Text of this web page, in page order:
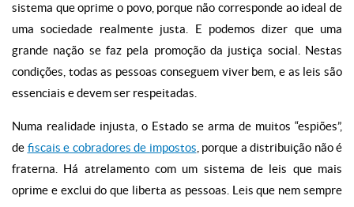
sistema que oprime o povo, porque não corresponde ao ideal de
uma sociedade realmente justa. E podemos dizer que uma
grande nação se faz pela promoção da justiça social. Nestas
condições, todas as pessoas conseguem viver bem, e as leis são
essenciais e devem ser respeitadas.
Numa realidade injusta, o Estado se arma de muitos “espiões”,
de fiscais e cobradores de impostos , porque a distribuição não é
fraterna. Há atrelamento com um sistema de leis que mais
oprime e exclui do que liberta as pessoas. Leis que nem sempre